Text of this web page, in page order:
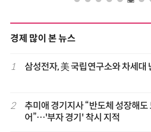
경제 많이 본 뉴스
1 삼성전자, 美 국립연구소와 차세대
2
추미애 경기지사 “반도체 성장해도
어”…'부자 경기' 착시 지적